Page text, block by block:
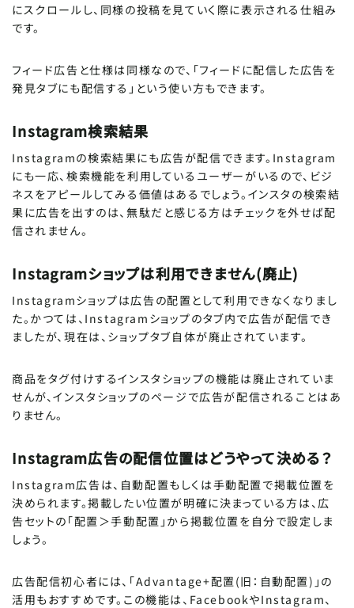
にスクロールし、同様の投稿を見ていく際に表示される仕組み
です。
フィード広告と仕様は同様なので、「フィードに配信した広告を
発見タブにも配信する」という使い方もできます。
Instagram検索結果
Instagramの検索結果にも広告が配信できます。Instagram
にも一応、検索機能を利用しているユーザーがいるので、ビジ
ネスをアピールしてみる価値はあるでしょう。インスタの検索結
果に広告を出すのは、無駄だと感じる方はチェックを外せば配
信されません。
Instagramショップは利用できません(廃止)
Instagramショップは広告の配置として利用できなくなりまし
た。かつては、Instagramショップのタブ内で広告が配信でき
ましたが、現在は、ショップタブ自体が廃止されています。
商品をタグ付けするインスタショップの機能は廃止されていま
せんが、インスタショップのページで広告が配信されることはあ
りません。
Instagram広告の配信位置はどうやって決める？
Instagram広告は、自動配置もしくは手動配置で掲載位置を
決められます。掲載したい位置が明確に決まっている方は、広
告セットの「配置＞手動配置」から掲載位置を自分で設定しま
しょう。
広告配信初心者には、「Advantage+配置(旧：自動配置)」の
活用もおすすめです。この機能は、FacebookやInstagram、